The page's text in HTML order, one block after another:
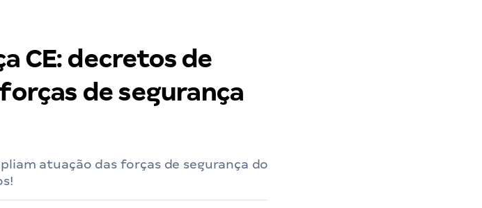
CE: decretos de
de segurança
atuação das forças de segurança do